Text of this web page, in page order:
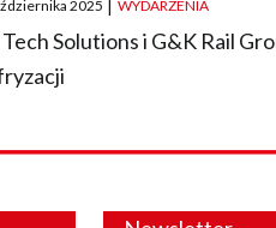
2025 | WYDARZENIA
Tech Solutions i G&K Rail